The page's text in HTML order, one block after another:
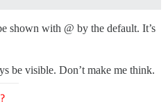
shown with @ by the default. It’s
be visible. Don’t make me think.